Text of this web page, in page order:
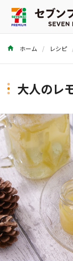
商品を探
ホーム レシピ
大人のレ